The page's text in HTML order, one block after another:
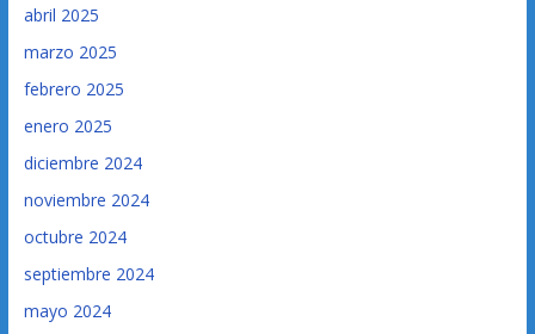
abril 2025
marzo 2025
febrero 2025
enero 2025
diciembre 2024
noviembre 2024
octubre 2024
septiembre 2024
mayo 2024